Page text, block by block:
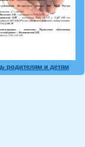
родителям и детям